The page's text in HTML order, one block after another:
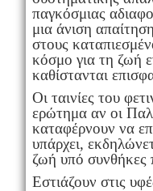
παγκόσμιας
μια άνιση
στους
κόσμο για τη ζωή
καθίστανται
Οι ταινίες του
ερώτημα αν οι
καταφέρνουν να
υπάρχει,
ζωή υπό συνθήκες
Εστιάζουν στις